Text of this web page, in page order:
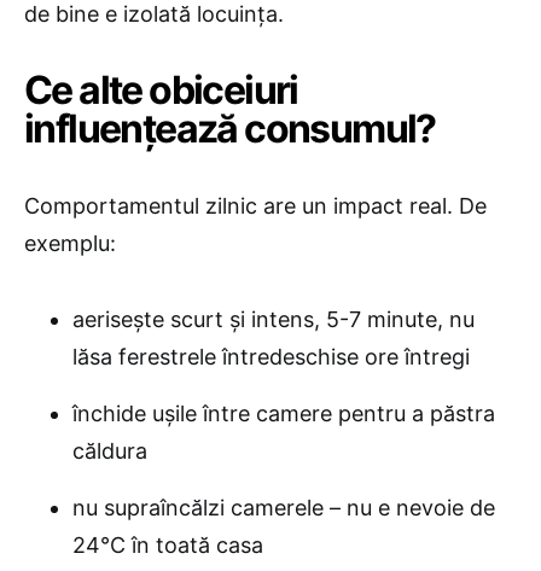
de bine e izolată locuința.
​Ce alte obiceiuri
influențează consumul?
Comportamentul zilnic are un impact real. De
exemplu:
aerisește scurt și intens, 5-7 minute, nu
lăsa ferestrele întredeschise ore întregi
închide ușile între camere pentru a păstra
căldura
nu supraîncălzi camerele – nu e nevoie de
24°C în toată casa